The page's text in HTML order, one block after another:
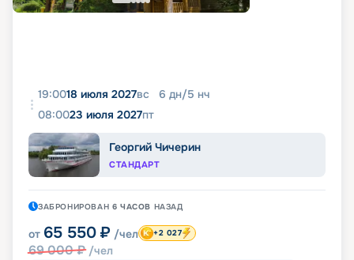
19:0018 июля 2027вс 6 дн/5 нч
08:0023 июля 2027пт
Георгий Чичерин
СТАНДАРТ
ЗАБРОНИРОВАН 6 ЧАСОВ НАЗАД
от 65 550 ₽ /чел
69 000₽ /чел
+2 027